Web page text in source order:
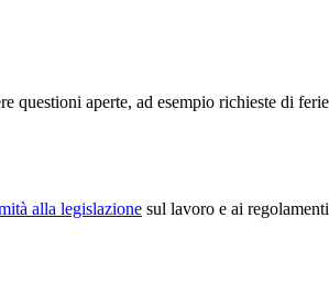
questioni aperte, ad esempio richieste di
alla legislazione sul lavoro e ai